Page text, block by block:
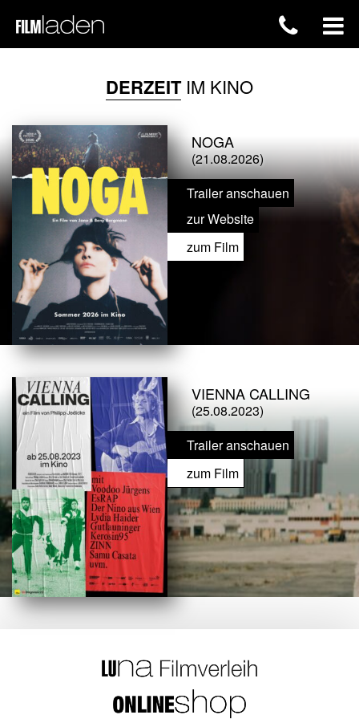
DERZEITIM KINO
NOGA
(21.08.2026)
Trailer anschauen
zur Website
zum Film
VIENNA CALLING
(25.08.2023)
Trailer anschauen
zum Film